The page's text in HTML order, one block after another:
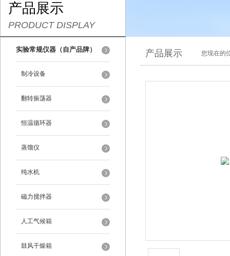
产品展示
PRODUCT DISPLAY
实验常规仪器（自产品牌）
制冷设备
翻转振荡器
恒温循环器
蒸馏仪
纯水机
磁力搅拌器
人工气候箱
鼓风干燥箱
产品展示 您现在的